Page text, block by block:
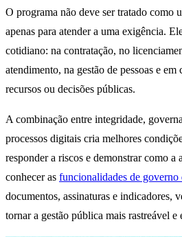
O programa não deve ser tratado como
apenas para atender a uma exigência.
cotidiano: na contratação, no
atendimento, na gestão de pessoas e
recursos ou decisões públicas.
A combinação entre integridade,
processos digitais cria melhores
responder a riscos e demonstrar como a
conhecer as funcionalidades de governo
documentos, assinaturas e indicadores,
tornar a gestão pública mais rastreável e